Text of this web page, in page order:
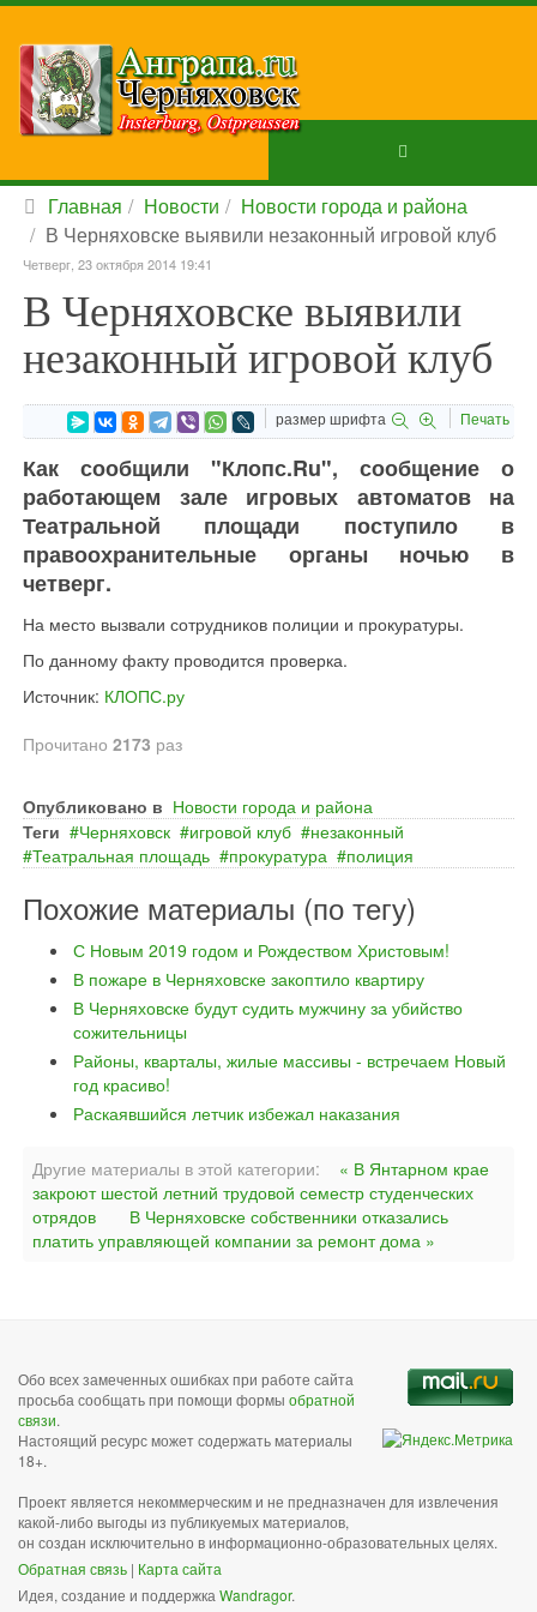
Главная Новости
Новости города и района
В Черняховске выявили незаконный игровой клуб
Четверг, 23 октября 2014 19:41
В Черняховске выявили
незаконный игровой клуб
размер шрифта Печать
Как сообщили "Клопс.Ru", сообщение о
работающем зале игровых автоматов на
Театральной площади поступило в
правоохранительные органы ночью в
четверг.
На место вызвали сотрудников полиции и прокуратуры.
По данному факту проводится проверка.
Источник: КЛОПС.ру
Прочитано 2173 раз
Опубликовано в Новости города и района
Теги
Черняховск игровой клуб
незаконный
Театральная площадь
прокуратура полиция
Похожие материалы (по тегу)
С Новым 2019 годом и Рождеством Христовым!
В пожаре в Черняховске закоптило квартиру
В Черняховске будут судить мужчину за убийство
сожительницы
Районы, кварталы, жилые массивы - встречаем Новый
год красиво!
Раскаявшийся летчик избежал наказания
Другие материалы в этой категории:
« В Янтарном крае
закроют шестой летний трудовой семестр студенческих
отрядов
В Черняховске собственники отказались
платить управляющей компании за ремонт дома »
Обо всех замеченных ошибках при работе сайта
просьба сообщать при помощи формы обратной
связи.
Настоящий ресурс может содержать материалы
18+.
Проект является некоммерческим и не предназначен для извлечения
какой-либо выгоды из публикуемых материалов,
он создан исключительно в информационно-образовательных целях.
Обратная связь | Карта сайта
Идея, создание и поддержка Wandragor.